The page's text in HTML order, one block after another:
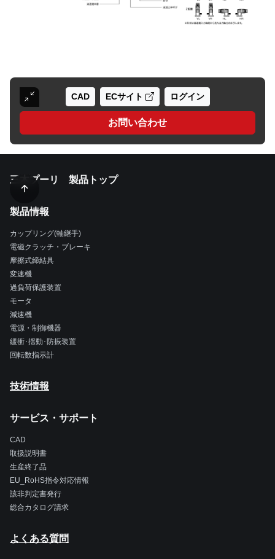
CAD ECサイト ログイン
お問い合わせ
三木プーリ 製品トップ
製品情報
カップリング(軸継手)
電磁クラッチ・ブレーキ
摩擦式締結具
変速機
過負荷保護装置
モータ
減速機
電源・制御機器
緩衝･揺動･防振装置
回転数指示計
技術情報
サービス・サポート
CAD
取扱説明書
生産終了品
EU_RoHS指令対応情報
該非判定書発行
総合カタログ請求
よくある質問